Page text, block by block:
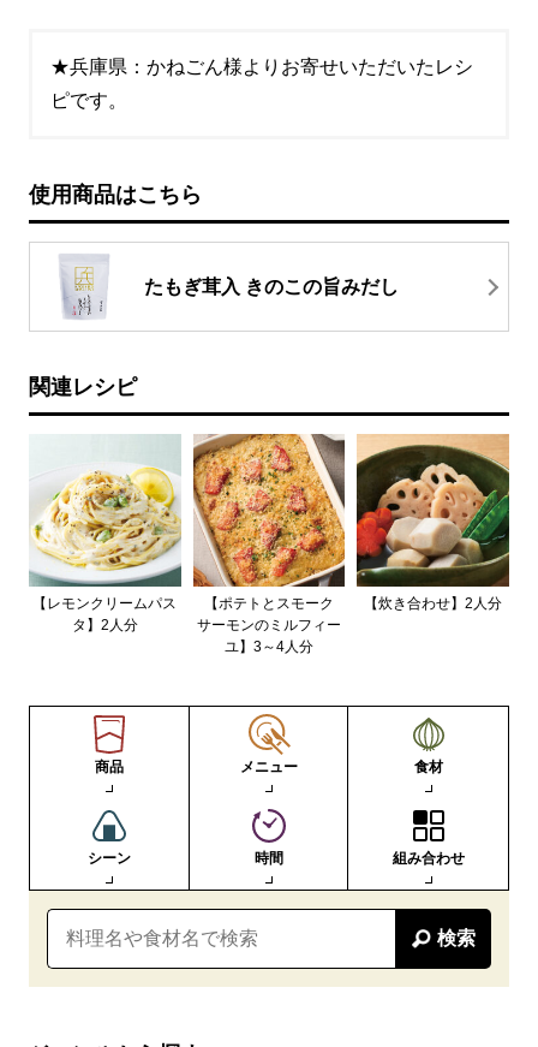
★兵庫県：かねごん様よりお寄せいただいたレシ
ピです。
使用商品はこちら
たもぎ茸入 きのこの旨みだし
関連レシピ
【レモンクリームパス
タ】2人分
【ポテトとスモーク
サーモンのミルフィー
ユ】3～4人分
【炊き合わせ】2人分
商品 メニュー 食材
シーン 時間 組み合わせ
検索